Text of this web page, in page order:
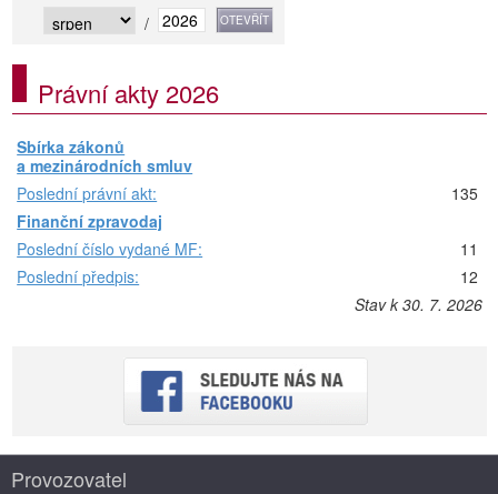
/
Právní akty 2026
Sbírka zákonů
a mezinárodních smluv
Poslední právní akt:
135
Finanční zpravodaj
Poslední číslo vydané MF:
11
Poslední předpis:
12
Stav k 30. 7. 2026
Provozovatel